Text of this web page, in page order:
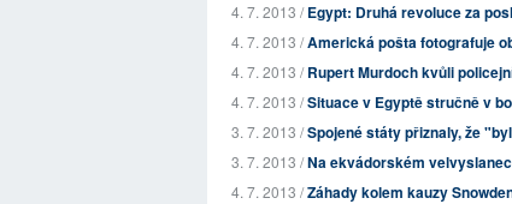
4. 7. 2013 /Egypt: Druhá revoluce za
4. 7. 2013 /Americká pošta fotografuje
4. 7. 2013 /Rupert Murdoch kvůli
4. 7. 2013 /Situace v Egyptě stručně v
3. 7. 2013 /Spojené státy přiznaly, že
3. 7. 2013 /Na ekvádorském
4. 7. 2013 /Záhady kolem kauzy